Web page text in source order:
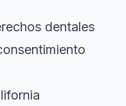
dentales